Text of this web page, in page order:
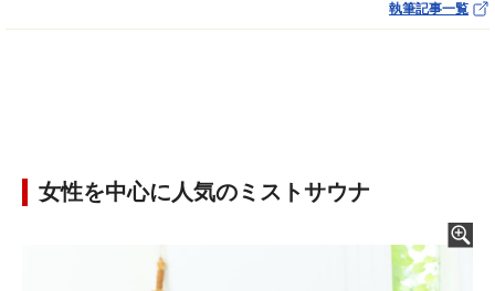
執筆記事一覧
女性を中心に人気のミストサウナ